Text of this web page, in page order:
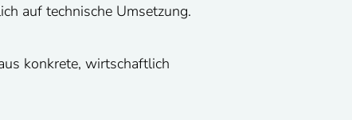
auf technische Umsetzung.
konkrete, wirtschaftlich